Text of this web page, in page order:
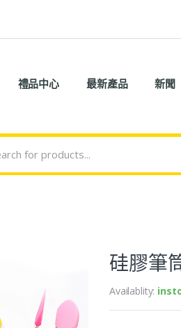
禮品中心 最新產品 新聞
硅膠筆
Availablity: